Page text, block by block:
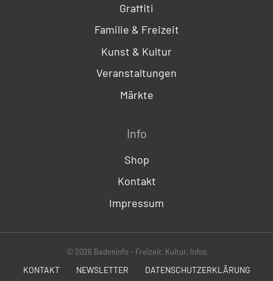
Graffiti
Familie & Freizeit
Kunst & Kultur
Veranstaltungen
Märkte
Info
Shop
Kontakt
Impressum
© 2026 Badeninfo - Freizeit, Kultur, Infos
KONTAKT NEWSLETTER DATENSCHUTZERKLÄRUNG